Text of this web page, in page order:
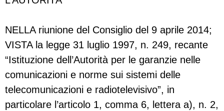
NELLA riunione del Consiglio del 9 aprile 2014;
VISTA la legge 31 luglio 1997, n. 249, recante
“Istituzione dell’Autorità per le garanzie nelle
comunicazioni e norme sui sistemi delle
telecomunicazioni e radiotelevisivo”, in
particolare l’articolo 1, comma 6, lettera a), n. 2,